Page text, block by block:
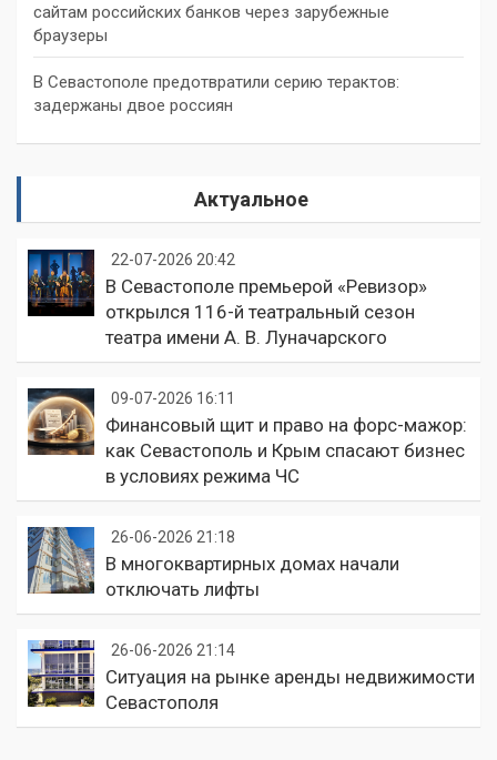
сайтам российских банков через зарубежные
браузеры
В Севастополе предотвратили серию терактов:
задержаны двое россиян
Актуальное
22-07-2026 20:42
В Севастополе премьерой «Ревизор»
открылся 116-й театральный сезон
театра имени А. В. Луначарского
09-07-2026 16:11
Финансовый щит и право на форс-мажор:
как Севастополь и Крым спасают бизнес
в условиях режима ЧС
26-06-2026 21:18
В многоквартирных домах начали
отключать лифты
26-06-2026 21:14
Ситуация на рынке аренды недвижимости
Севастополя